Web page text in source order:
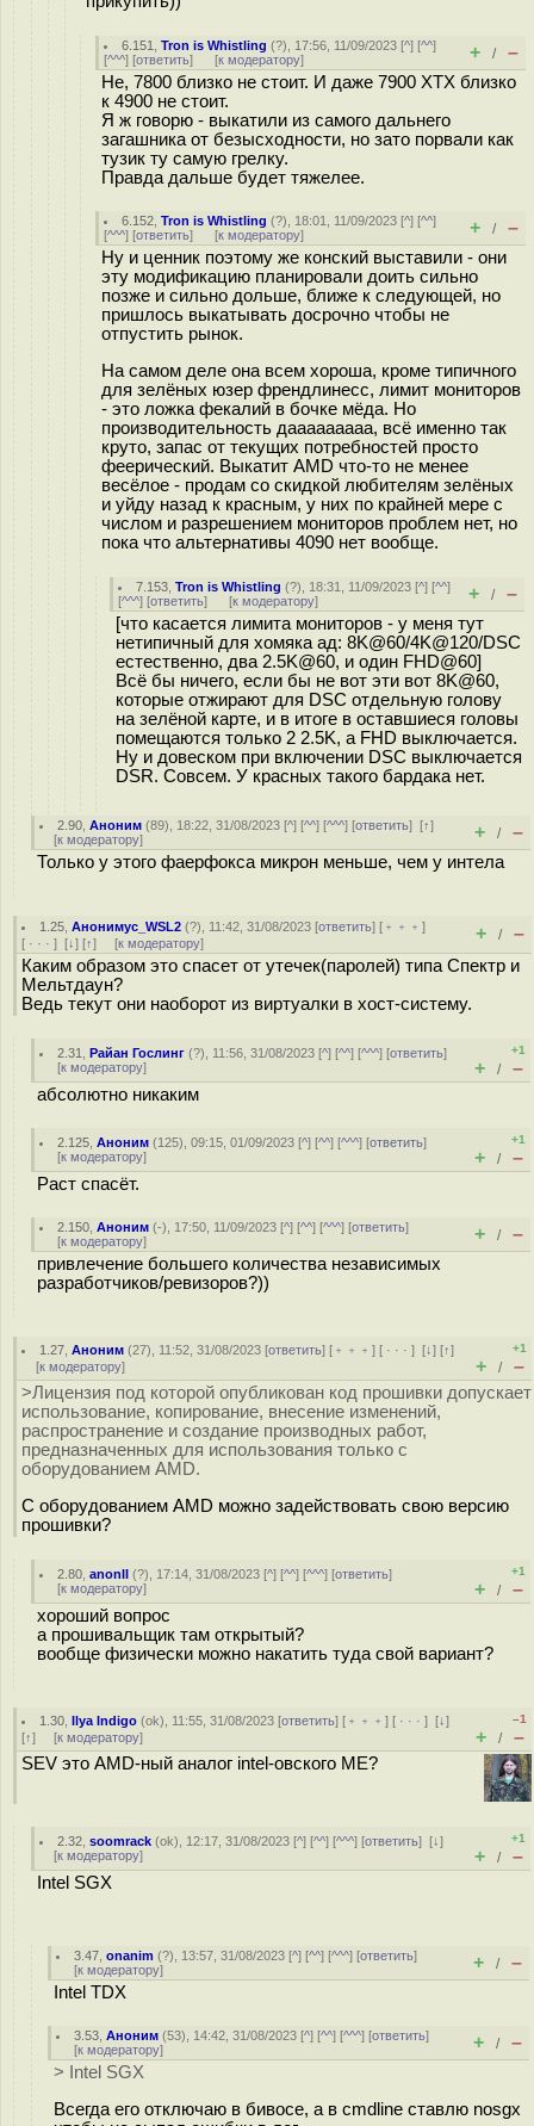
6.151 ,Tron is Whistling (?), 17:56, 11/09/2023 [^] [^^]
[^^^] [ответить] [к модератору] + / –
Не, 7800 близко не стоит. И даже 7900 XTX близко
к 4900 не стоит.
Я ж говорю - выкатили из самого дальнего
загашника от безысходности, но зато порвали как
тузик ту самую грелку.
Правда дальше будет тяжелее.
6.152 ,Tron is Whistling (?), 18:01, 11/09/2023 [^] [^^]
[^^^] [ответить] [к модератору] + / –
Ну и ценник поэтому же конский выставили - они
эту модификацию планировали доить сильно
позже и сильно дольше, ближе к следующей, но
пришлось выкатывать досрочно чтобы не
отпустить рынок.
На самом деле она всем хороша, кроме типичного
для зелёных юзер френдлинесс, лимит мониторов
- это ложка фекалий в бочке мёда. Но
производительность дааааааааа, всё именно так
круто, запас от текущих потребностей просто
феерический. Выкатит AMD что-то не менее
весёлое - продам со скидкой любителям зелёных
и уйду назад к красным, у них по крайней мере с
числом и разрешением мониторов проблем нет, но
пока что альтернативы 4090 нет вообще.
7.153 ,Tron is Whistling (?), 18:31, 11/09/2023 [^] [^^]
[^^^] [ответить] [к модератору] + / –
[что касается лимита мониторов - у меня тут
нетипичный для хомяка ад: 8K@60/4K@120/DSC
естественно, два 2.5K@60, и один FHD@60]
Всё бы ничего, если бы не вот эти вот 8K@60,
которые отжирают для DSC отдельную голову
на зелёной карте, и в итоге в оставшиеся головы
помещаются только 2 2.5K, а FHD выключается.
Ну и довеском при включении DSC выключается
DSR. Совсем. У красных такого бардака нет.
2.90 ,Аноним (89), 18:22, 31/08/2023 [^] [^^] [^^^] [ответить][↑]
[к модератору] + / –
Только у этого фаерфокса микрон меньше, чем у интела
1.25 ,Анонимус_WSL2 (?), 11:42, 31/08/2023 [ответить] [ ﹢﹢﹢]
[ · · · ] [↓] [↑] [к модератору] + / –
Каким образом это спасет от утечек(паролей) типа Спектр и
Мельтдаун?
Ведь текут они наоборот из виртуалки в хост-систему.
2.31 ,Райан Гослинг (?), 11:56, 31/08/2023 [^] [^^] [^^^] [ответить]
[к модератору]
+1
+ / –
абсолютно никаким
2.125 ,Аноним (125), 09:15, 01/09/2023 [^] [^^] [^^^] [ответить]
[к модератору]
+1
+ / –
Раст спасёт.
2.150 ,Аноним (-), 17:50, 11/09/2023 [^] [^^] [^^^] [ответить]
[к модератору] + / –
привлечение большего количества независимых
разработчиков/ревизоров?))
1.27 ,Аноним (27), 11:52, 31/08/2023 [ответить] [ ﹢﹢﹢] [ · · ·][↓] [↑]
[к модератору]
+1
+ / –
>Лицензия под которой опубликован код прошивки допускает
использование, копирование, внесение изменений,
распространение и создание производных работ,
предназначенных для использования только с
оборудованием AMD.
С оборудованием AMD можно задействовать свою версию
прошивки?
2.80 ,anonII (?), 17:14, 31/08/2023 [^] [^^] [^^^] [ответить]
[к модератору]
+1
+ / –
хороший вопрос
а прошивальщик там открытый?
вообще физически можно накатить туда свой вариант?
1.30 ,Ilya Indigo (ok), 11:55, 31/08/2023 [ответить] [ ﹢﹢﹢] [ · · ·][↓]
[↑] [к модератору]
–1
+ / –
SEV это AMD-ный аналог intel-овского ME?
2.32 ,soomrack (ok), 12:17, 31/08/2023 [^] [^^] [^^^] [ответить][↓]
[к модератору]
+1
+ / –
Intel SGX
3.47 ,onanim (?), 13:57, 31/08/2023 [^] [^^] [^^^] [ответить]
[к модератору] + / –
Intel TDX
3.53 ,Аноним (53), 14:42, 31/08/2023 [^] [^^] [^^^] [ответить]
[к модератору] + / –
> Intel SGX
Всегда его отключаю в бивосе, а в cmdline ставлю nosgx